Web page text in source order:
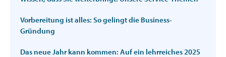
Vorbereitung ist alles: So gelingt die Business-
Gründung
Das neue Jahr kann kommen: Auf ein lehrreiches 2025